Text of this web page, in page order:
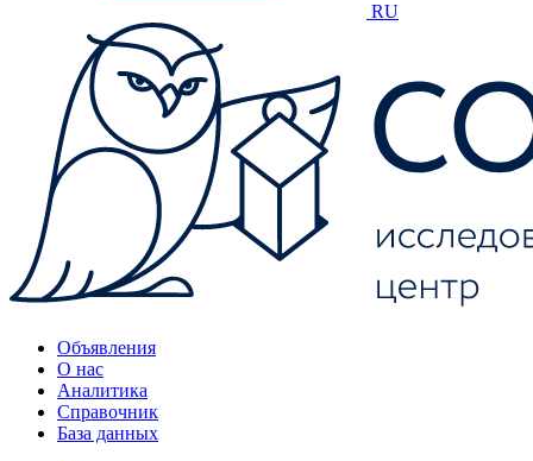
RU
Объявления
О нас
Аналитика
Справочник
База данных